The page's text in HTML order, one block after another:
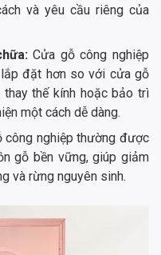
và yêu cầu riêng của
Cửa gỗ công nghiệp
đặt hơn so với cửa gỗ
thế kính hoặc bảo trì
một cách dễ dàng.
công nghiệp thường được
gỗ bền vững, giúp giảm
và rừng nguyên sinh.